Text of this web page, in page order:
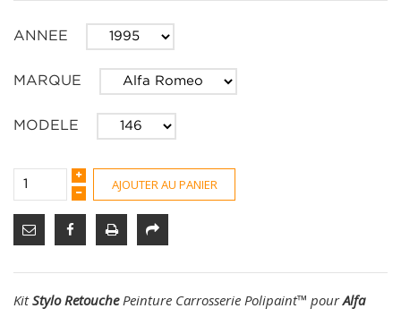
ANNEE
MARQUE
MODELE
AJOUTER AU PANIER
KitStylo RetouchePeinture Carrosserie Polipaint™ pourAlfa